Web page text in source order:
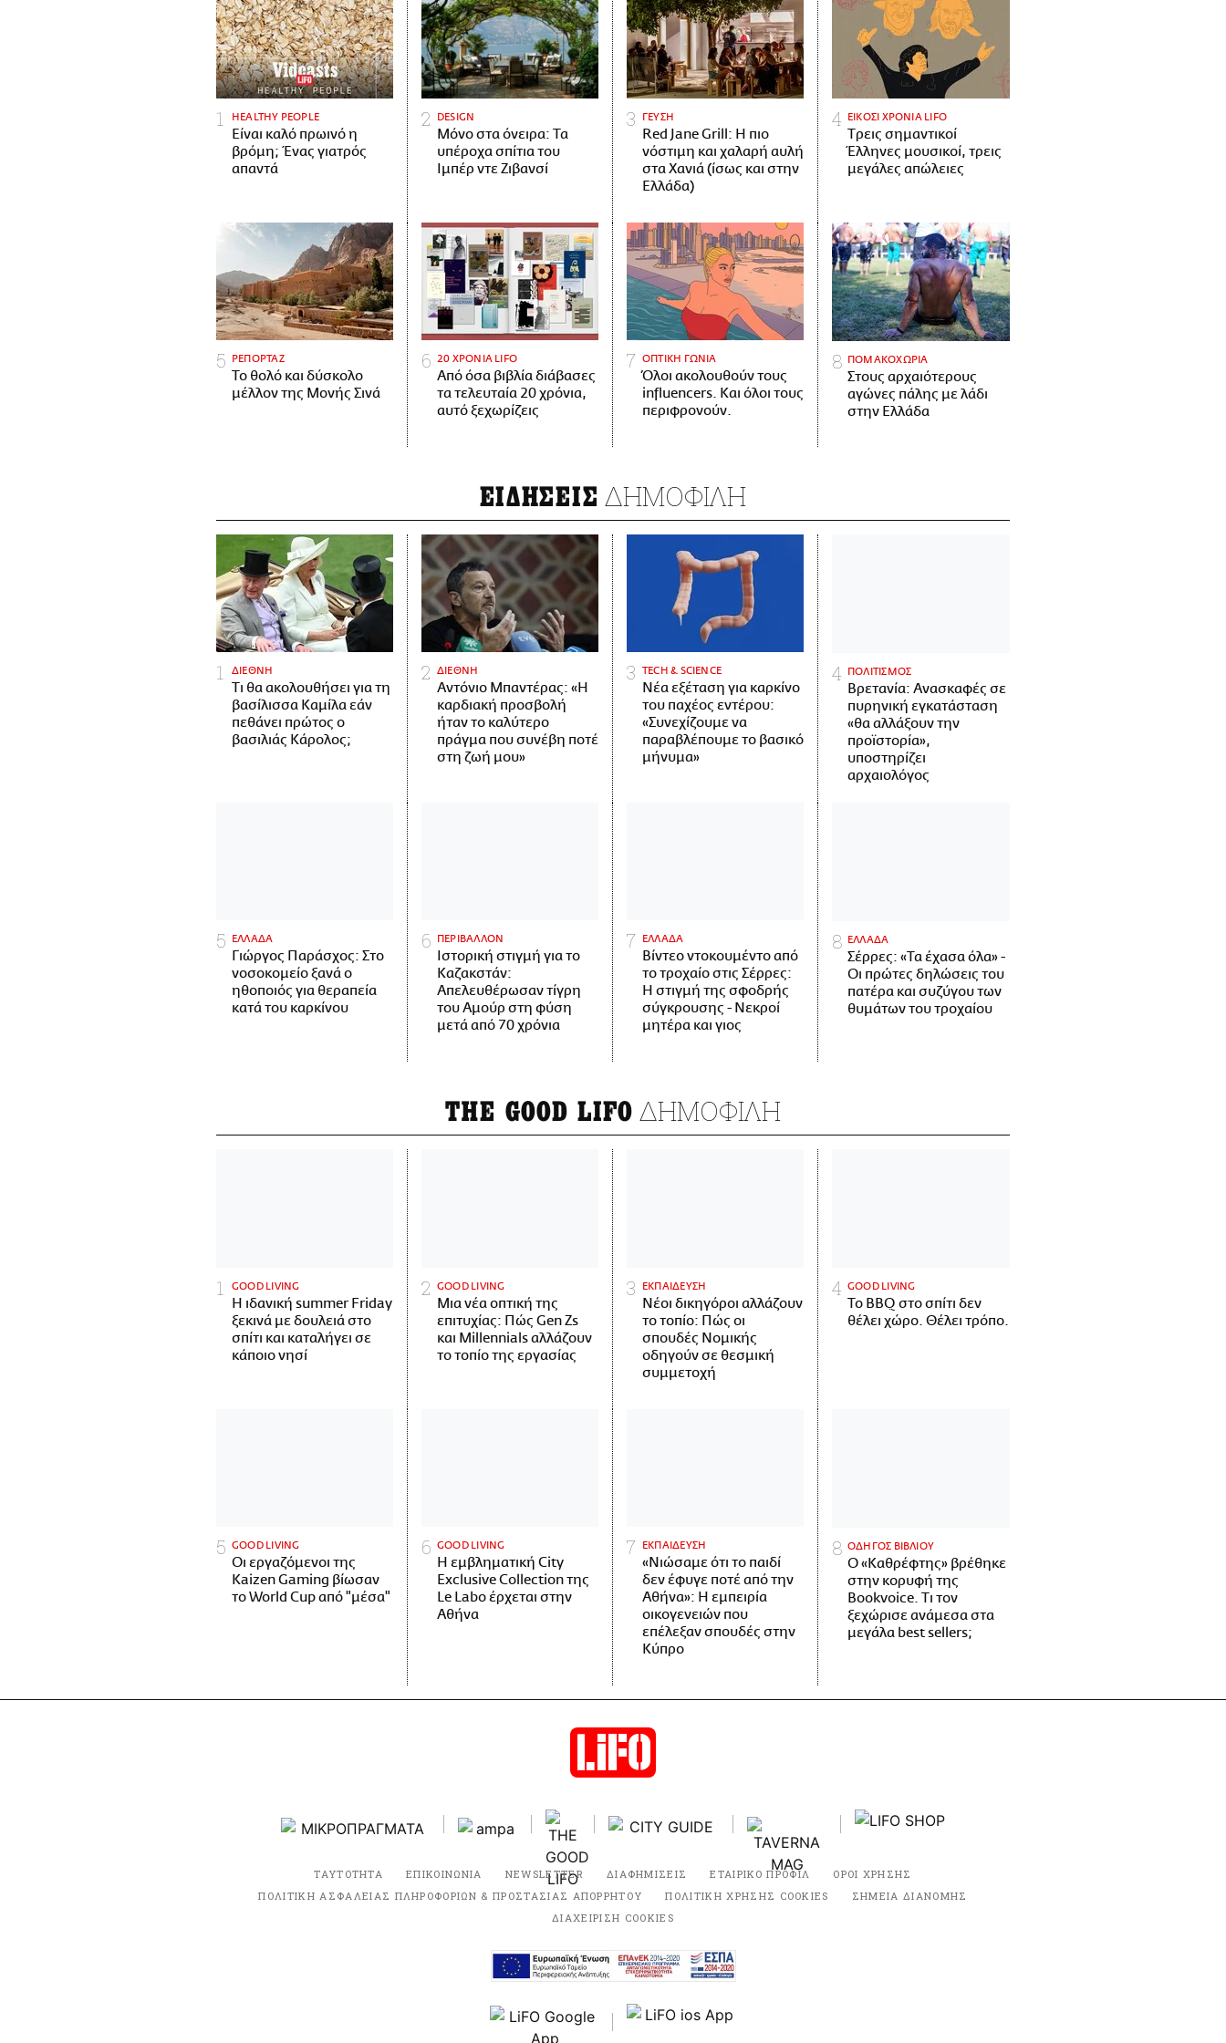
HEALTHY PEOPLE
Είναι καλό πρωινό η
βρόμη; Ένας γιατρός
απαντά
DESIGN
Μόνο στα όνειρα: Τα
υπέροχα σπίτια του
Ιμπέρ ντε Ζιβανσί
ΓΕΥΣΗ
Red Jane Grill: Η πιο
νόστιμη και χαλαρή αυλή
στα Χανιά (ίσως και στην
Ελλάδα)
ΕΙΚΟΣΙ ΧΡΟΝΙΑ LIFO
Tρεις σημαντικοί
Έλληνες μουσικοί, τρεις
μεγάλες απώλειες
ΡΕΠΟΡΤΑΖ
Το θολό και δύσκολο
μέλλον της Μονής Σινά
20 ΧΡΟΝΙΑ LIFO
Από όσα βιβλία διάβασες
τα τελευταία 20 χρόνια,
αυτό ξεχωρίζεις
ΟΠΤΙΚΗ ΓΩΝΙΑ
Όλοι ακολουθούν τους
influencers. Και όλοι τους
περιφρονούν.
ΠΟΜΑΚΟΧΩΡΙΑ
Στους αρχαιότερους
αγώνες πάλης με λάδι
στην Ελλάδα
ΕΙΔΗΣΕΙΣ ΔΗΜΟΦΙΛΗ
ΔΙΕΘΝΗ
Τι θα ακολουθήσει για τη
βασίλισσα Καμίλα εάν
πεθάνει πρώτος ο
βασιλιάς Κάρολος;
ΔΙΕΘΝΗ
Αντόνιο Μπαντέρας: «Η
καρδιακή προσβολή
ήταν το καλύτερο
πράγμα που συνέβη ποτέ
στη ζωή μου»
ΤECH & SCIENCE
Νέα εξέταση για καρκίνο
του παχέος εντέρου:
«Συνεχίζουμε να
παραβλέπουμε το βασικό
μήνυμα»
ΠΟΛΙΤΙΣΜΟΣ
Βρετανία: Ανασκαφές σε
πυρηνική εγκατάσταση
«θα αλλάξουν την
προϊστορία»,
υποστηρίζει
αρχαιολόγος
ΕΛΛΑΔΑ
Γιώργος Παράσχος: Στο
νοσοκομείο ξανά ο
ηθοποιός για θεραπεία
κατά του καρκίνου
ΠΕΡΙΒΑΛΛΟΝ
Ιστορική στιγμή για το
Καζακστάν:
Απελευθέρωσαν τίγρη
του Αμούρ στη φύση
μετά από 70 χρόνια
ΕΛΛΑΔΑ
Βίντεο ντοκουμέντο από
το τροχαίο στις Σέρρες:
Η στιγμή της σφοδρής
σύγκρουσης - Νεκροί
μητέρα και γιος
ΕΛΛΑΔΑ
Σέρρες: «Τα έχασα όλα» -
Οι πρώτες δηλώσεις του
πατέρα και συζύγου των
θυμάτων του τροχαίου
THE GOOD LIFO ΔΗΜΟΦΙΛΗ
GOOD LIVING
Η ιδανική summer Friday
ξεκινά με δουλειά στο
σπίτι και καταλήγει σε
κάποιο νησί
GOOD LIVING
Μια νέα οπτική της
επιτυχίας: Πώς Gen Zs
και Millennials αλλάζουν
το τοπίο της εργασίας
ΕΚΠΑΙΔΕΥΣΗ
Νέοι δικηγόροι αλλάζουν
το τοπίο: Πώς οι
σπουδές Νομικής
οδηγούν σε θεσμική
συμμετοχή
GOOD LIVING
Το BBQ στο σπίτι δεν
θέλει χώρο. Θέλει τρόπο.
GOOD LIVING
Οι εργαζόμενοι της
Kaizen Gaming βίωσαν
το World Cup από "μέσα"
GOOD LIVING
Η εμβληματική City
Exclusive Collection της
Le Labo έρχεται στην
Αθήνα
ΕΚΠΑΙΔΕΥΣΗ
«Νιώσαμε ότι το παιδί
δεν έφυγε ποτέ από την
Αθήνα»: Η εμπειρία
οικογενειών που
επέλεξαν σπουδές στην
Κύπρο
ΟΔΗΓΟΣ ΒΙΒΛΙΟΥ
Ο «Καθρέφτης» βρέθηκε
στην κορυφή της
Bookvoice. Τι τον
ξεχώρισε ανάμεσα στα
μεγάλα best sellers;
ΤΑΥΤΟΤΗΤΑ ΕΠΙΚΟΙΝΩΝΙΑ NEWSLETTER ΔΙΑΦΗΜΙΣΕΙΣ ΕΤΑΙΡΙΚΟ ΠΡΟΦΙΛ
ΟΡΟΙ ΧΡΗΣΗΣ
ΠΟΛΙΤΙΚΗ ΑΣΦΑΛΕΙΑΣ ΠΛΗΡΟΦΟΡΙΩΝ & ΠΡΟΣΤΑΣΙΑΣ ΑΠΟΡΡΗΤΟΥ
ΠΟΛΙΤΙΚΗ ΧΡΗΣΗΣ COOKIES
ΣΗΜΕΙΑ ΔΙΑΝΟΜΗΣ
ΔΙΑΧΕΙΡΙΣΗ COOKIES